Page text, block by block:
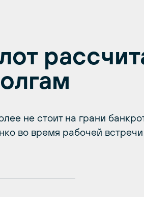
не стоит на грани
во время рабочей